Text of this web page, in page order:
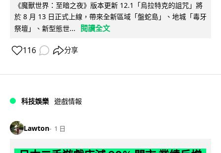
《魔獸世界：至暗之夜》版本更新 12.1「烏拉特克的詛咒」將
於 8 月 13 日正式上線，帶來全新區域「盤蛇島」、地城「毒牙
祭壇」、新型態世...
閱讀全文
116 分享
科技娛樂 遊戲情報
Lawton 1 日